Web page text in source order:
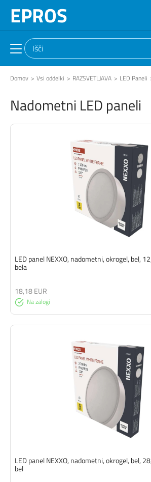
EPROS
Domov Vsi oddelki RAZSVETLJAVA LED Paneli
Nadometni LED paneli
LED panel NEXXO, nadometni, okrogel, bel,
bela
Na zalogi
18,18 EUR
LED panel NEXXO, nadometni, okrogel, bel,
bel